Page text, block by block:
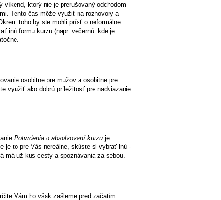
víkend, ktorý nie je prerušovaný odchodom
Tento čas môže využiť na rozhovory a
toho by ste mohli prísť o neformálne
inú formu kurzu (napr. večernú, kde je
osobitne pre mužov a osobitne pre
využiť ako dobrú príležitosť pre nadviazanie
Potvrdenia o absolvovaní kurzuje
je to pre Vás nereálne, skúste si vybrať inú -
má už kus cesty a spoznávania za sebou.
Vám ho však zašleme pred začatím